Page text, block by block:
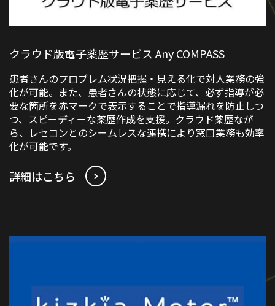
クラウド版電子薬歴サービス Any COMPASS
患者さんのプロブレム状況把握・見える化で対人業務の強
化が可能。また、患者さんの状態に応じて、必ず指導が必
要な箇所を赤マークで表示することで指導漏れを防止しつ
つ、スピーディーな薬歴作成を支援。クラウド薬歴なが
ら、レセコンとのシームレスな連携により窓口業務も効率
化が可能です。
詳細はこちら